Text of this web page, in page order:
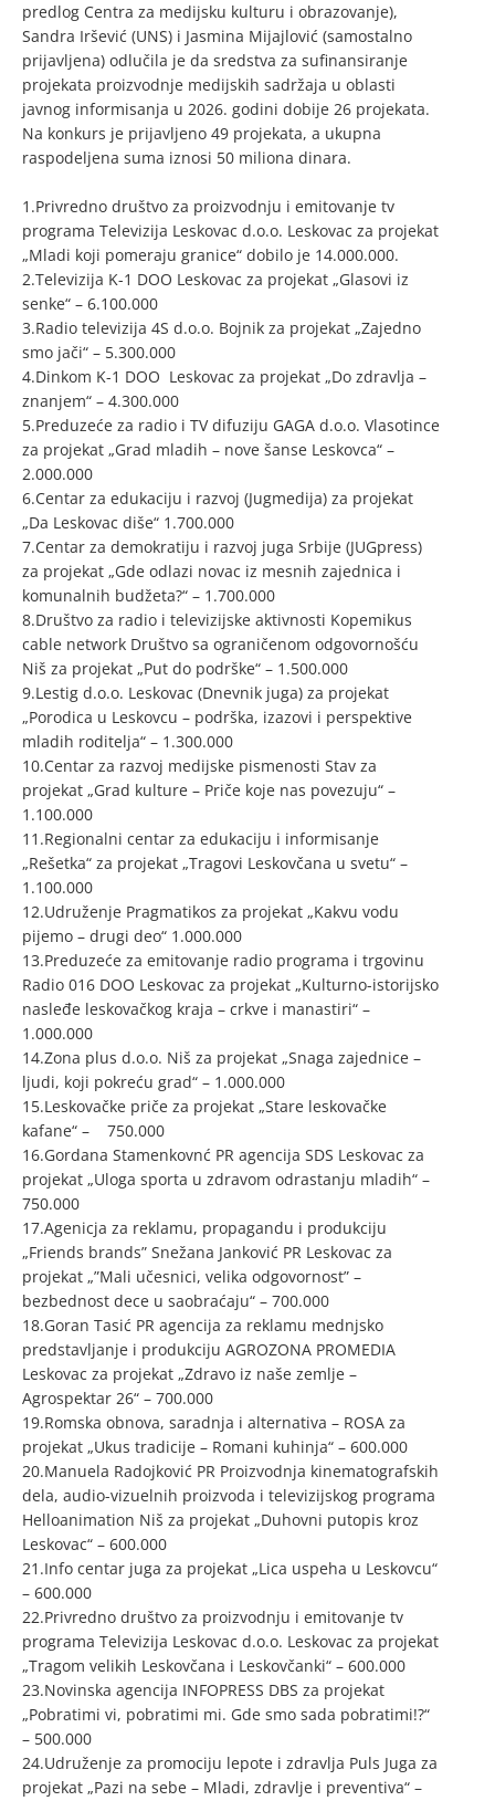
predlog Centra za medijsku kulturu i obrazovanje),
Sandra Iršević (UNS) i Jasmina Mijajlović (samostalno
prijavljena) odlučila je da sredstva za sufinansiranje
projekata proizvodnje medijskih sadržaja u oblasti
javnog informisanja u 2026. godini dobije 26 projekata.
Na konkurs je prijavljeno 49 projekata, a ukupna
raspodeljena suma iznosi 50 miliona dinara.
1.Privredno društvo za proizvodnju i emitovanje tv
programa Televizija Leskovac d.o.o. Leskovac za projekat
„Mladi koji pomeraju granice“ dobilo je 14.000.000.
2.Televizija K-1 DOO Leskovac za projekat „Glasovi iz
senke“ – 6.100.000
3.Radio televizija 4S d.o.o. Bojnik za projekat „Zajedno
smo jači“ – 5.300.000
4.Dinkom K-1 DOO Leskovac za projekat „Do zdravlja –
znanjem“ – 4.300.000
5.Preduzeće za radio i TV difuziju GAGA d.o.o. Vlasotince
za projekat „Grad mladih – nove šanse Leskovca“ –
2.000.000
6.Centar za edukaciju i razvoj (Jugmedija) za projekat
„Da Leskovac diše“ 1.700.000
7.Centar za demokratiju i razvoj juga Srbije (JUGpress)
za projekat „Gde odlazi novac iz mesnih zajednica i
komunalnih budžeta?“ – 1.700.000
8.Društvo za radio i televizijske aktivnosti Kopemikus
cable network Društvo sa ograničenom odgovornošću
Niš za projekat „Put do podrške“ – 1.500.000
9.Lestig d.o.o. Leskovac (Dnevnik juga) za projekat
„Porodica u Leskovcu – podrška, izazovi i perspektive
mladih roditelja“ – 1.300.000
10.Centar za razvoj medijske pismenosti Stav za
projekat „Grad kulture – Priče koje nas povezuju“ –
1.100.000
11.Regionalni centar za edukaciju i informisanje
„Rešetka“ za projekat „Tragovi Leskovčana u svetu“ –
1.100.000
12.Udruženje Pragmatikos za projekat „Kakvu vodu
pijemo – drugi deo“ 1.000.000
13.Preduzeće za emitovanje radio programa i trgovinu
Radio 016 DOO Leskovac za projekat „Kulturno-istorijsko
nasleđe leskovačkog kraja – crkve i manastiri“ –
1.000.000
14.Zona plus d.o.o. Niš za projekat „Snaga zajednice –
ljudi, koji pokreću grad“ – 1.000.000
15.Leskovačke priče za projekat „Stare leskovačke
kafane“ – 750.000
16.Gordana Stamenkovnć PR agencija SDS Leskovac za
projekat „Uloga sporta u zdravom odrastanju mladih“ –
750.000
17.Agenicja za reklamu, propagandu i produkciju
„Friends brands” Snežana Janković PR Leskovac za
projekat „”Mali učesnici, velika odgovornost” –
bezbednost dece u saobraćaju“ – 700.000
18.Goran Tasić PR agencija za reklamu mednjsko
predstavljanje i produkciju AGROZONA PROMEDIA
Leskovac za projekat „Zdravo iz naše zemlje –
Agrospektar 26“ – 700.000
19.Romska obnova, saradnja i alternativa – ROSA za
projekat „Ukus tradicije – Romani kuhinja“ – 600.000
20.Manuela Radojković PR Proizvodnja kinematografskih
dela, audio-vizuelnih proizvoda i televizijskog programa
Helloanimation Niš za projekat „Duhovni putopis kroz
Leskovac“ – 600.000
21.Info centar juga za projekat „Lica uspeha u Leskovcu“
– 600.000
22.Privredno društvo za proizvodnju i emitovanje tv
programa Televizija Leskovac d.o.o. Leskovac za projekat
„Tragom velikih Leskovčana i Leskovčanki“ – 600.000
23.Novinska agencija INFOPRESS DBS za projekat
„Pobratimi vi, pobratimi mi. Gde smo sada pobratimi!?“
– 500.000
24.Udruženje za promociju lepote i zdravlja Puls Juga za
projekat „Pazi na sebe – Mladi, zdravlje i preventiva“ –